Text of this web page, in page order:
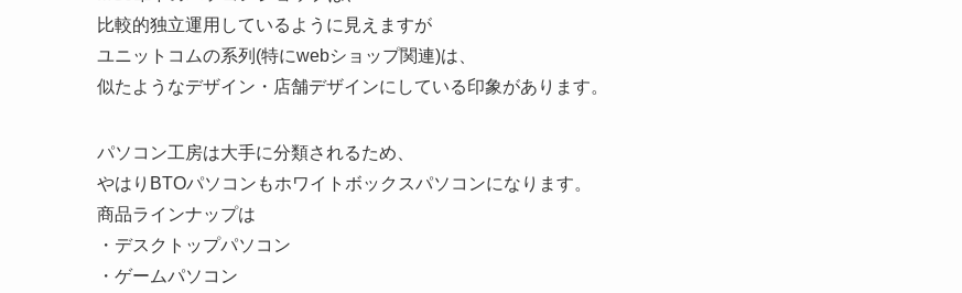
比較的独立運用しているように見えますが
ユニットコムの系列(特にwebショップ関連)は、
似たようなデザイン・店舗デザインにしている印象があります。
パソコン工房は大手に分類されるため、
やはりBTOパソコンもホワイトボックスパソコンになります。
商品ラインナップは
・デスクトップパソコン
・ゲームパソコン